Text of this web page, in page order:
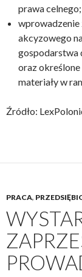
prawa celnego;
wprowadzenie
akcyzowego
gospodarstwa
oraz
materiały w
Źródło:
PRACA,